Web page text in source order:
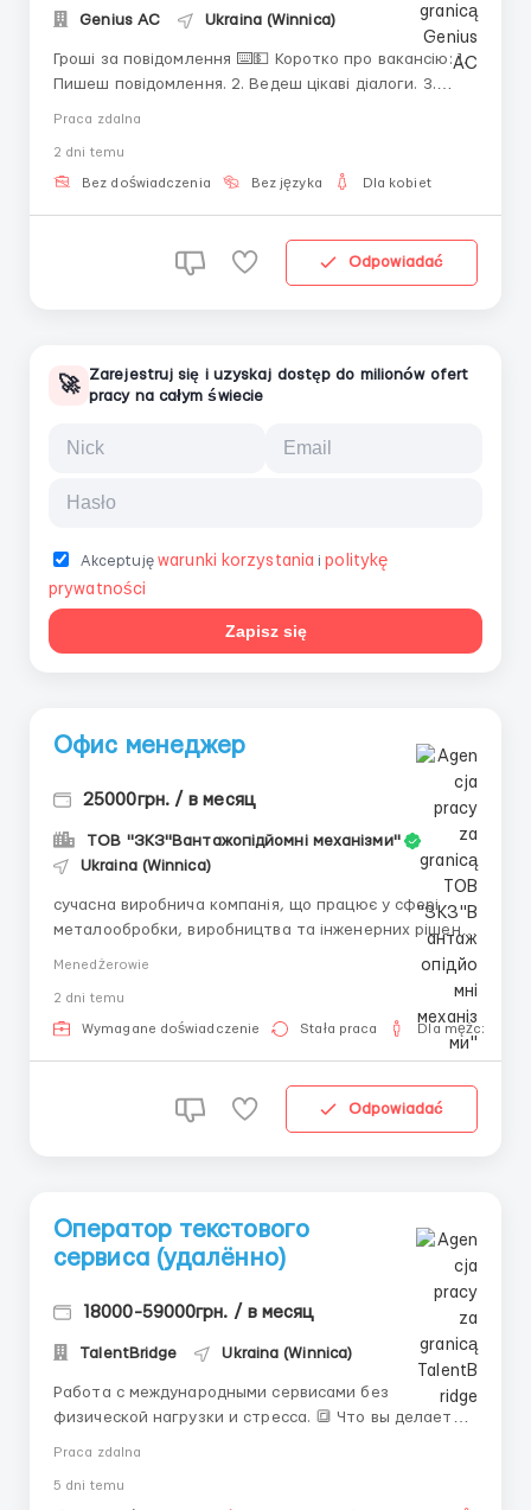
Genius AС Ukraina (Winnica)
Гроші за повідомлення ⌨️💵 Коротко про вакансію: 1.
Пишеш повідомлення. 2. Ведеш цікаві діалоги. 3.
роботи Зв'язок: ТГ@hr2rec ...
Praca zdalna
2 dni temu
Bez doświadczenia Bez języka Dla kobiet
Odpowiadać
🚀
Zarejestruj się i uzyskaj dostęp do milionów ofert
pracy na całym świecie
Akceptujęwarunki korzystania i politykę
prywatności
Zapisz się
Офис менеджер
25000грн. / в месяц
ТОВ "ЗКЗ"Вантажопідйомні механізми"
Ukraina (Winnica)
сучасна виробнича компанія, що працює у сфері
металообробки, виробництва та інженерних рішень,
запрошує до своєї команди відповідального,
офіс-менеджера. Основні обов’язки: оформлення та
супровід замовлень; ведення документообігу комп...
Menedżerowie
2 dni temu
Wymagane doświadczenie Stała praca Dla mężczyzn
Odpowiadać
Оператор текстового
сервиса (удалённо)
18000-59000грн. / в месяц
TalentBridge Ukraina (Winnica)
Работа с международными сервисами без
физической нагрузки и стресса. 🔳 Что вы делаете: •
Своевременно отвечаете на входящие сообщения.
Praca zdalna
5 dni temu